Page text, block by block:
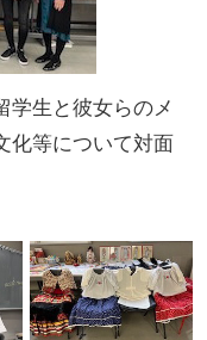
学生と彼女らのメ
化等について対面